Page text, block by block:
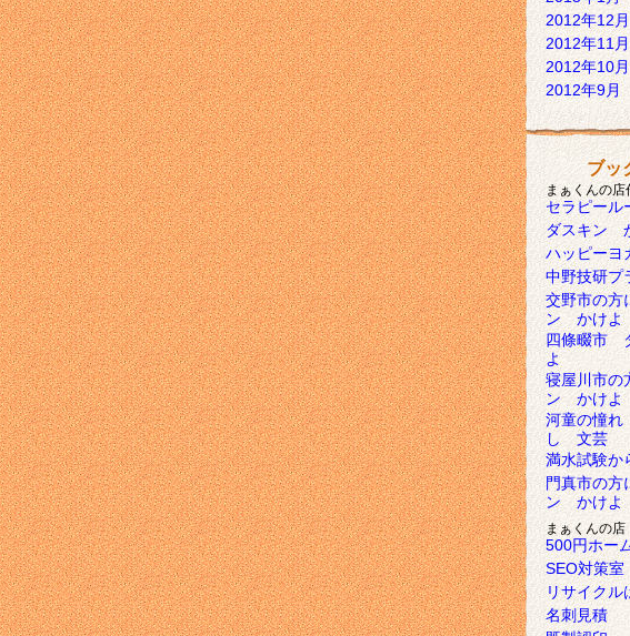
2012年12月
2012年11月
2012年10月
2012年9月
ブッ
まぁくんの店
セラピー
ダスキン
ハッピーヨ
中野技研プ
交野市の
ン かけよ
四條畷市
よ
寝屋川市
ン かけよ
河童の憧
し 文芸
満水試験か
門真市の
ン かけよ
まぁくんの店
500円ホー
SEO対策室
リサイクル
名刺見積